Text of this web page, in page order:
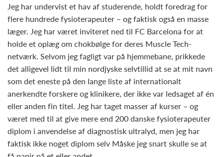
Jeg har undervist et hav af studerende, holdt foredrag for
flere hundrede fysioterapeuter – og faktisk også en masse
læger. Jeg har været inviteret ned til FC Barcelona for at
holde et oplæg om chokbølge for deres Muscle Tech-
netværk. Selvom jeg fagligt var på hjemmebane, prikkede
det alligevel lidt til min nordjyske selvtillid at se at mit navn
som det eneste på den lange liste af internationalt
anerkendte forskere og klinikere, der ikke var ledsaget af én
eller anden fin titel. Jeg har taget masser af kurser – og
været med til at give mere end 200 danske fysioterapeuter
diplom i anvendelse af diagnostisk ultralyd, men jeg har
faktisk ikke noget diplom selv Måske jeg snart skulle se at